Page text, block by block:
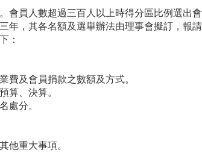
會員人數超過三百人以上時得分區比例選出
年，其各名額及選舉辦法由理事會擬訂，報請
：
費及會員捐款之數額及方式。
算、決算。
處分。
他重大事項。